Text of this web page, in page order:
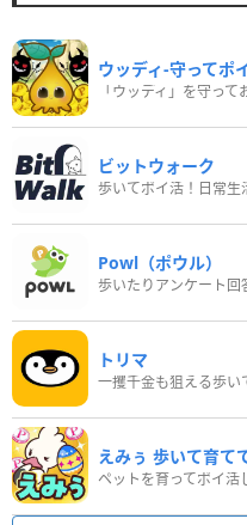
ウッディ‐守ってポ
「ウッディ」を守っ
ビットウォーク
Powl（ポウル）
トリマ
一攫千金も狙える歩い
えみぅ 歩いて育て